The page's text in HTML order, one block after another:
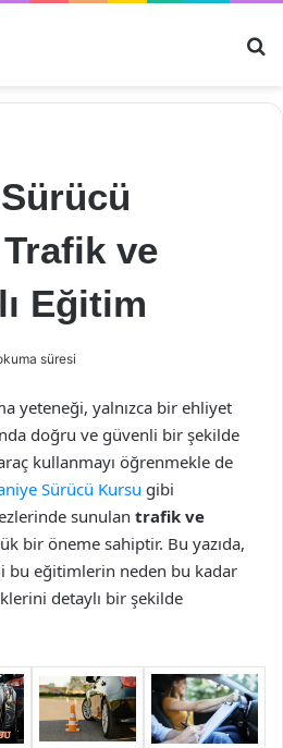
ve
Eğitim
süresi
yeteneği, yalnızca bir ehliyet
doğru ve güvenli bir şekilde
kullanmayı öğrenmekle de
Sürücü Kursu gibi
sunulan trafik ve
bir öneme sahiptir. Bu yazıda,
bu eğitimlerin neden bu kadar
detaylı bir şekilde